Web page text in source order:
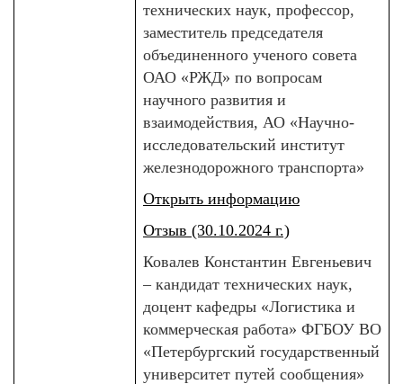
технических наук, профессор,
заместитель председателя
объединенного ученого совета
ОАО «РЖД» по вопросам
научного развития и
взаимодействия, АО «Научно-
исследовательский институт
железнодорожного транспорта»
Открыть информацию
Отзыв (30.10.2024 г.)
Ковалев Константин Евгеньевич
– кандидат технических наук,
доцент кафедры «Логистика и
коммерческая работа» ФГБОУ ВО
«Петербургский государственный
университет путей сообщения»